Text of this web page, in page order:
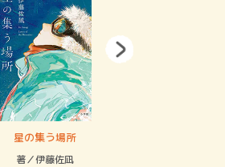
星の集う場所
著／伊藤佐凪